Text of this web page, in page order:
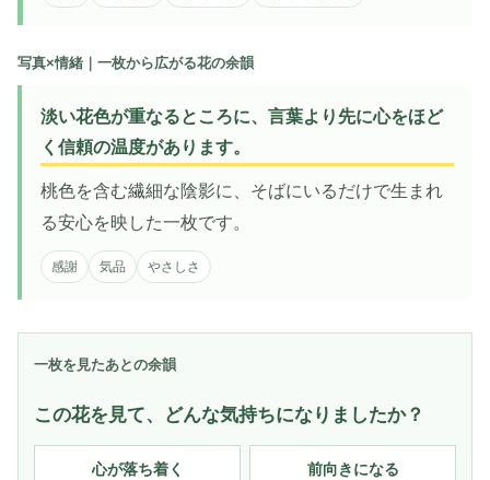
写真×情緒｜一枚から広がる花の余韻
淡い花色が重なるところに、言葉より先に心をほど
く信頼の温度があります。
桃色を含む繊細な陰影に、そばにいるだけで生まれ
る安心を映した一枚です。
感謝 気品 やさしさ
一枚を見たあとの余韻
この花を見て、どんな気持ちになりましたか？
心が落ち着く 前向きになる